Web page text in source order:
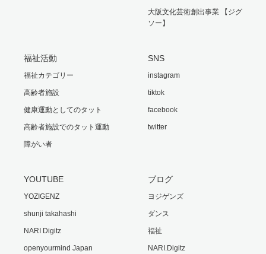
大阪文化芸術創出事業 【ジグ
ソー】
福祉活動
福祉カテゴリー
高齢者施設
健康運動としてのタット
高齢者施設でのタット運動
障がい者
SNS
instagram
tiktok
facebook
twitter
YOUTUBE
YOZIGENZ
shunji takahashi
NARI Digitz
openyourmind Japan
ブログ
ヨジゲンズ
ダンス
福祉
NARI.Digitz